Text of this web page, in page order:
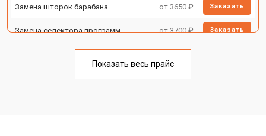
Замена шторок барабана от 3650 ₽ Заказать
Замена селектора программ от 3700 ₽ Заказать
Замена опоры бака от 2800 ₽
Показать весь прайс